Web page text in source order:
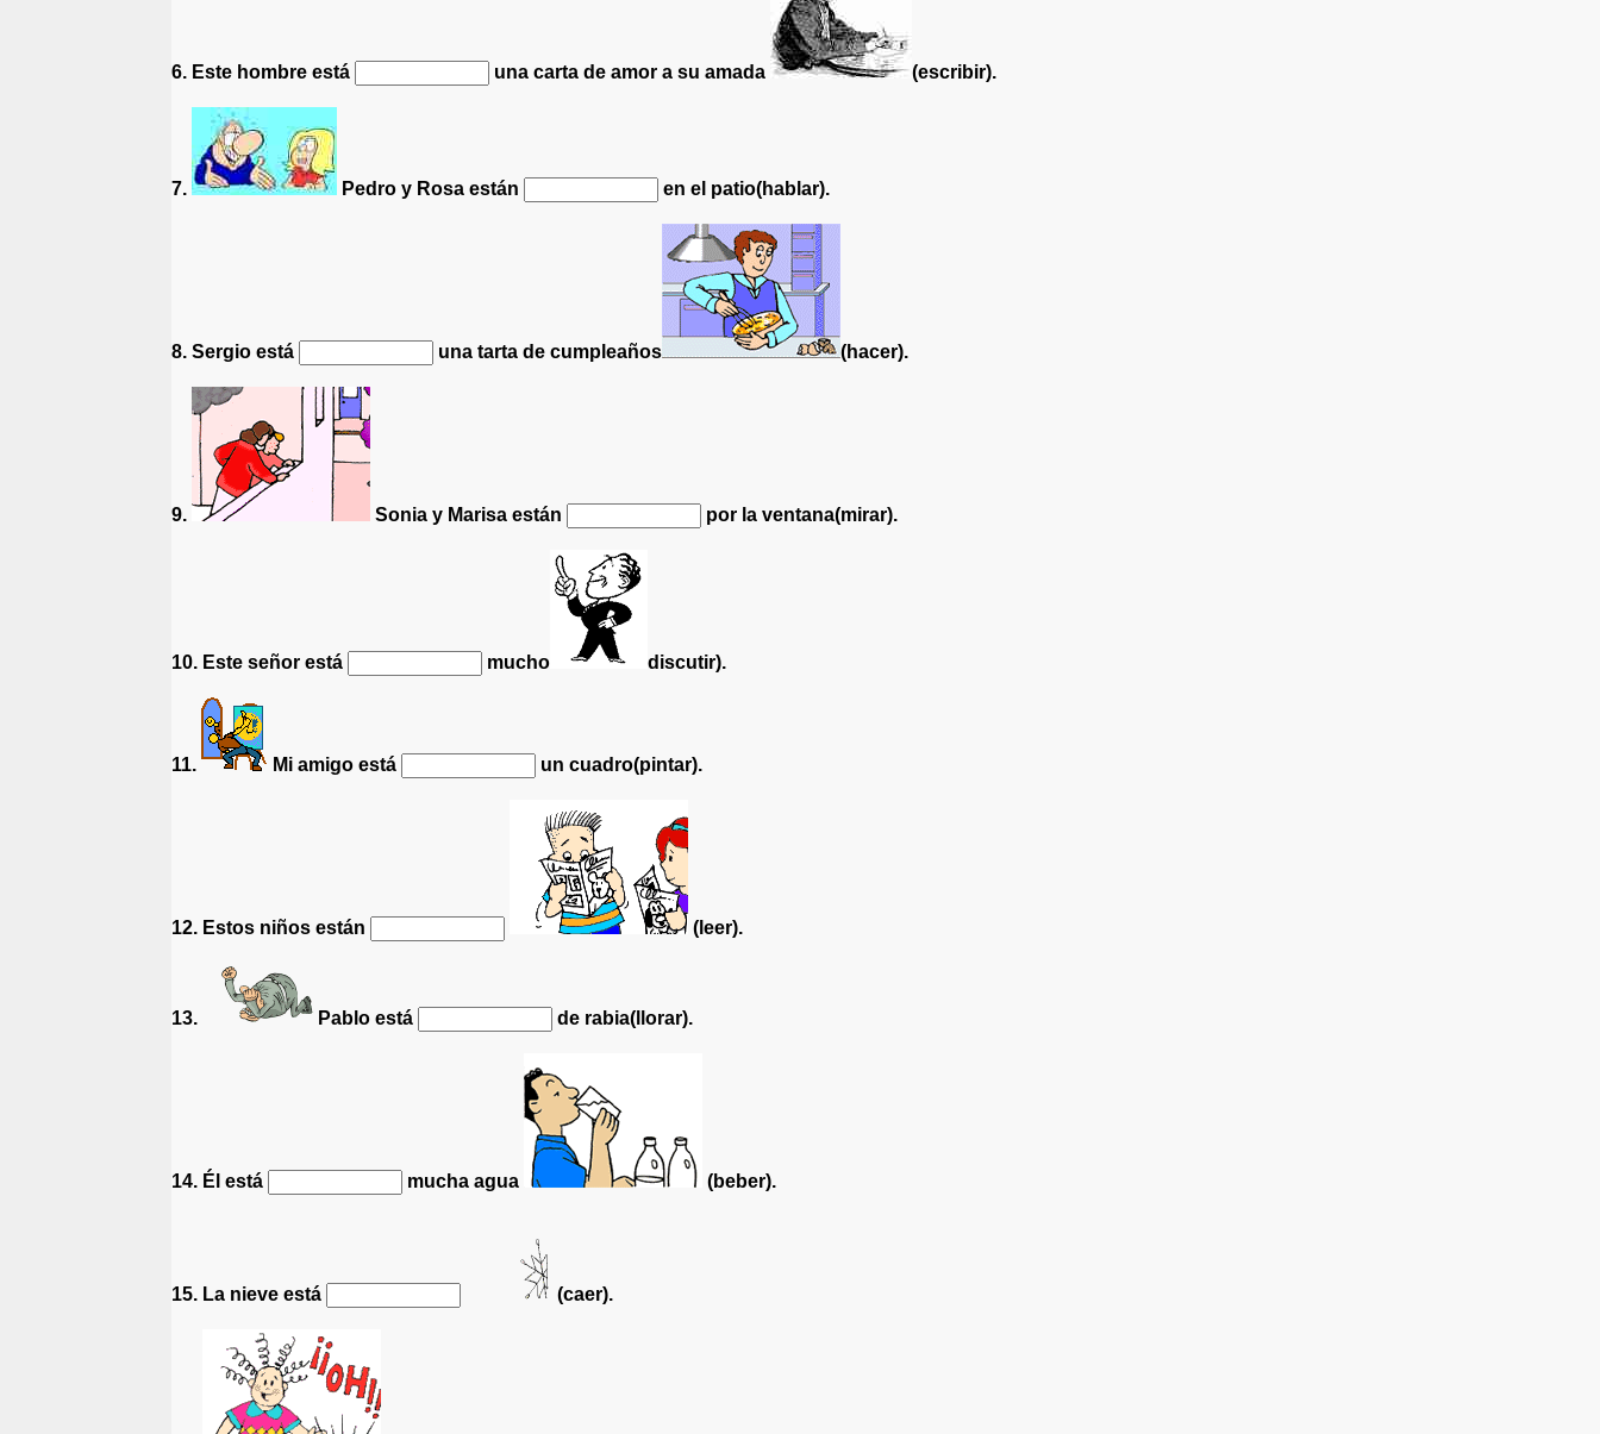
6. Este hombre está una carta de amor a su amada (escribir).
7. Pedro y Rosa están en el patio(hablar).
8. Sergio está una tarta de cumpleaños (hacer).
9. Sonia y Marisa están por la ventana(mirar).
10. Este señor está mucho discutir).
11. Mi amigo está un cuadro(pintar).
12. Estos niños están (leer).
13. Pablo está de rabia(llorar).
14. Él está mucha agua (beber).
15. La nieve está (caer).